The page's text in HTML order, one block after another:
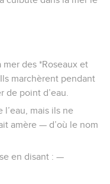
des *Roseaux et
marchèrent pendant
de point d’eau.
l’eau, mais ils ne
amère — d’où le nom
en disant : —